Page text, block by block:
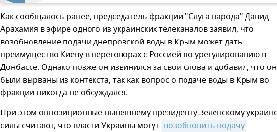
Как сообщалось ранее, председатель фракции "Слуга народа" Давид
Арахамия в эфире одного из украинских телеканалов заявил, что
возобновление подачи днепровской воды в Крым может дать
преимущество Киеву в переговорах с Россией по урегулированию в
Донбассе. Однако позже он извинился за свои слова и добавил, что
были вырваны из контекста, так как вопрос о подаче воды в Крым во
фракции никогда не обсуждался.
При этом оппозиционные нынешнему президенту Зеленскому
силы считают, что власти Украины могут возобновить подачу